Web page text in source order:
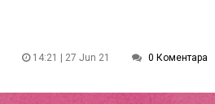
14:21 | 27 Jun 21 0 Коментара